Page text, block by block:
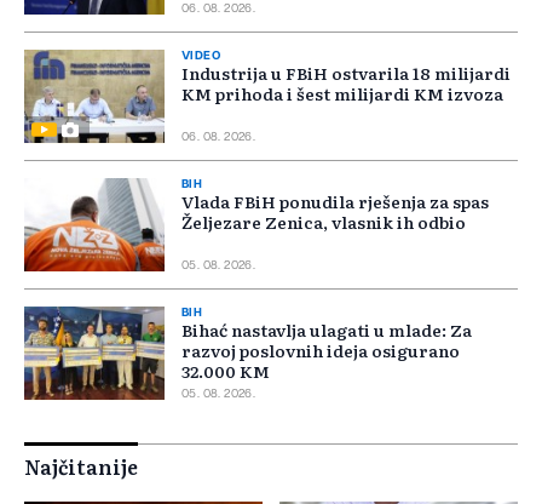
06. 08. 2026.
VIDEO
Industrija u FBiH ostvarila 18 milijardi
KM prihoda i šest milijardi KM izvoza
06. 08. 2026.
BIH
Vlada FBiH ponudila rješenja za spas
Željezare Zenica, vlasnik ih odbio
05. 08. 2026.
BIH
Bihać nastavlja ulagati u mlade: Za
razvoj poslovnih ideja osigurano
32.000 KM
05. 08. 2026.
Najčitanije